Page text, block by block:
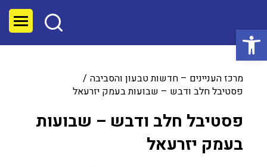
פתח סרגל נגישות
מרכז העניינים – חדשות טבעון והסביבה
פסטיבל חלב ודבש – שבועות בעמק יזרעאל
פסטיבל חלב ודבש – שבועות
בעמק יזרעאל